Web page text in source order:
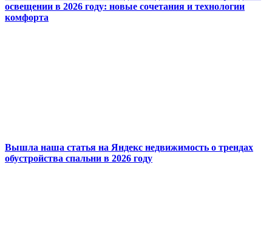
освещении в 2026 году: новые сочетания и технологии
комфорта
Вышла наша статья на Яндекс недвижимость о трендах
обустройства спальни в 2026 году